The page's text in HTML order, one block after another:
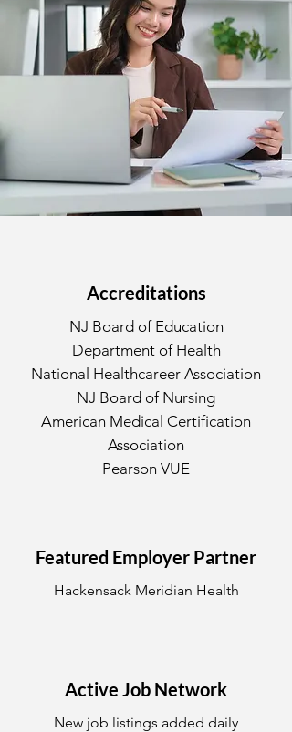
Accreditations
NJ Board of Education
Department of Health
National Healthcareer Association
NJ Board of Nursing
American Medical Certification
Association
Pearson VUE
Featured Employer Partner
Hackensack Meridian Health
Active Job Network
New job listings added daily